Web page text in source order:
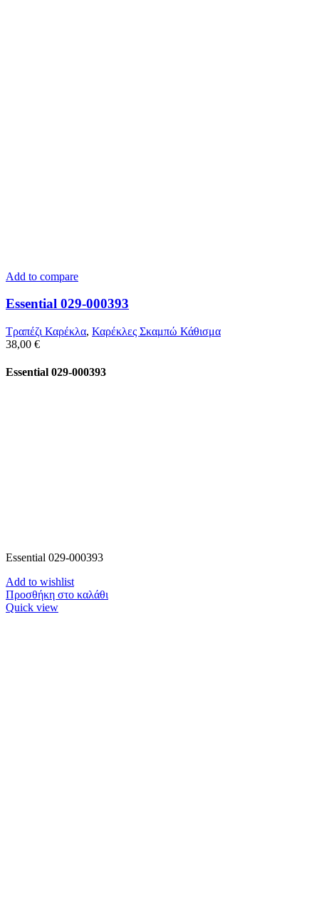
Add to compare
Essential 029-000393
Τραπέζι Καρέκλα, Καρέκλες Σκαμπώ Κάθισμα
38,00 €
Essential 029-000393
Essential 029-000393
Add to wishlist
Προσθήκη στο καλάθι
Quick view